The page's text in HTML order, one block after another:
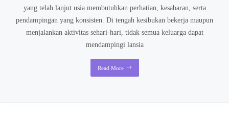
yang telah lanjut usia membutuhkan perhatian, kesabaran, serta
pendampingan yang konsisten. Di tengah kesibukan bekerja maupun
menjalankan aktivitas sehari-hari, tidak semua keluarga dapat
mendampingi lansia
Read More